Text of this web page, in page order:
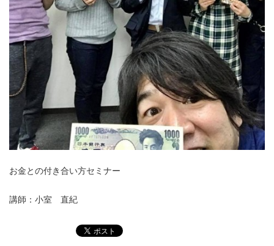
お金との付き合い方セミナー
講師：小室 直紀